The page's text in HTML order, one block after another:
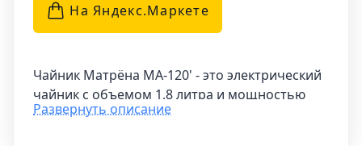
На Яндекс.Маркетe
Чайник Матрёна MA-120' - это электрический
чайник с объемом 1,8 литра и мощностью
1500 Вт. Он оснащен закрытой спиралью
Развернуть описание